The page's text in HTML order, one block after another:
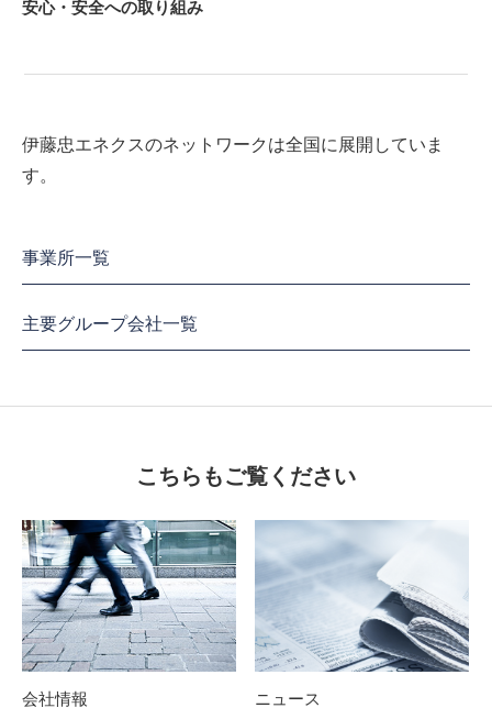
安心・安全への取り組み
伊藤忠エネクスのネットワークは全国に展開していま
す。
事業所一覧
主要グループ会社一覧
こちらもご覧ください
会社情報 ニュース